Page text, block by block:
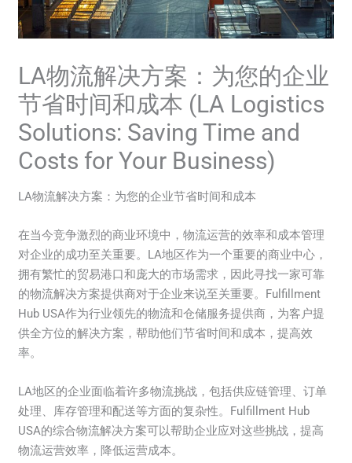
LA物流解决方案：为您的企业
节省时间和成本 (LA Logistics
Solutions: Saving Time and
Costs for Your Business)
LA物流解决方案：为您的企业节省时间和成本
在当今竞争激烈的商业环境中，物流运营的效率和成本管理
对企业的成功至关重要。LA地区作为一个重要的商业中心，
拥有繁忙的贸易港口和庞大的市场需求，因此寻找一家可靠
的物流解决方案提供商对于企业来说至关重要。Fulfillment
Hub USA作为行业领先的物流和仓储服务提供商，为客户提
供全方位的解决方案，帮助他们节省时间和成本，提高效
率。
LA地区的企业面临着许多物流挑战，包括供应链管理、订单
处理、库存管理和配送等方面的复杂性。Fulfillment Hub
USA的综合物流解决方案可以帮助企业应对这些挑战，提高
物流运营效率，降低运营成本。